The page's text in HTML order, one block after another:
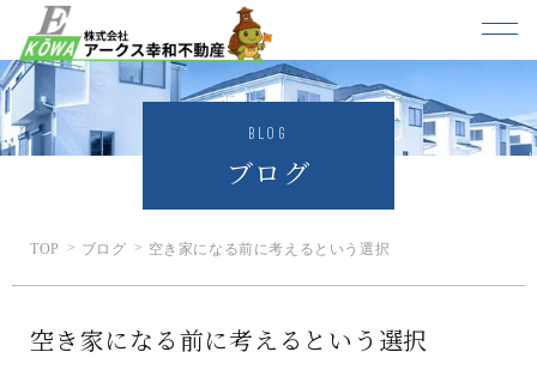
BLOG
ブログ
TOP ブログ 空き家になる前に考えるという選択
空き家になる前に考えるという選択